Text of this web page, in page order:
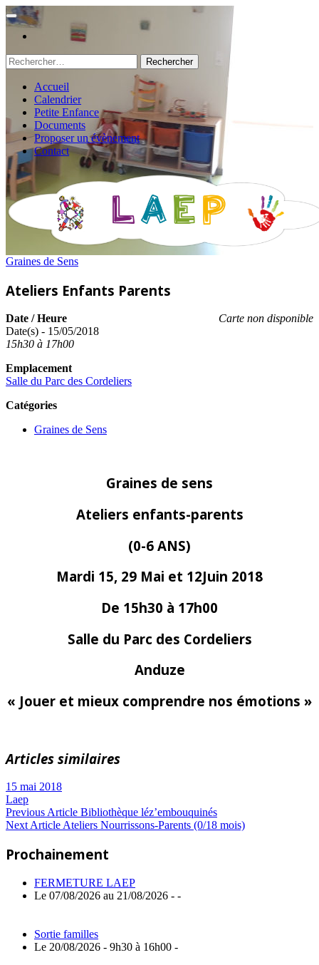
Rechercher :
Accueil
Calendrier
Petite Enfance
Documents
Proposer un évènement
Contact
Graines de Sens
Ateliers Enfants Parents
Carte non disponible
Date / Heure
Date(s) - 15/05/2018
15h30 à 17h00
Emplacement
Salle du Parc des Cordeliers
Catégories
Graines de Sens
Graines de sens
Ateliers enfants-parents
(0-6 ANS)
Mardi 15, 29 Mai et 12Juin 2018
De 15h30 à 17h00
Salle du Parc des Cordeliers
Anduze
« Jouer et mieux comprendre nos émotions »
Articles similaires
15 mai 2018
Laep
Navigation
l’article
Previous ArticlePrevious
Post:
Bibliothèque léz’embouquinés
Next ArticleNext
Ateliers Nourrissons-Parents (0/18 mois)
Prochainement
FERMETURE LAEP
Le 07/08/2026 au 21/08/2026 - -
Sortie familles
Le 20/08/2026 - 9h30 à 16h00 -